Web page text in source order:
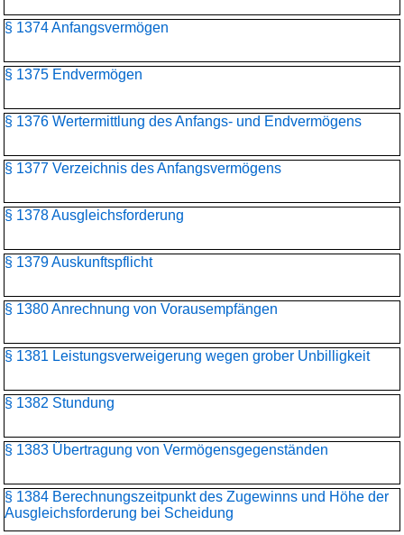
§ 1374 Anfangsvermögen
§ 1375 Endvermögen
§ 1376 Wertermittlung des Anfangs- und Endvermögens
§ 1377 Verzeichnis des Anfangsvermögens
§ 1378 Ausgleichsforderung
§ 1379 Auskunftspflicht
§ 1380 Anrechnung von Vorausempfängen
§ 1381 Leistungsverweigerung wegen grober Unbilligkeit
§ 1382 Stundung
§ 1383 Übertragung von Vermögensgegenständen
§ 1384 Berechnungszeitpunkt des Zugewinns und Höhe der
Ausgleichsforderung bei Scheidung